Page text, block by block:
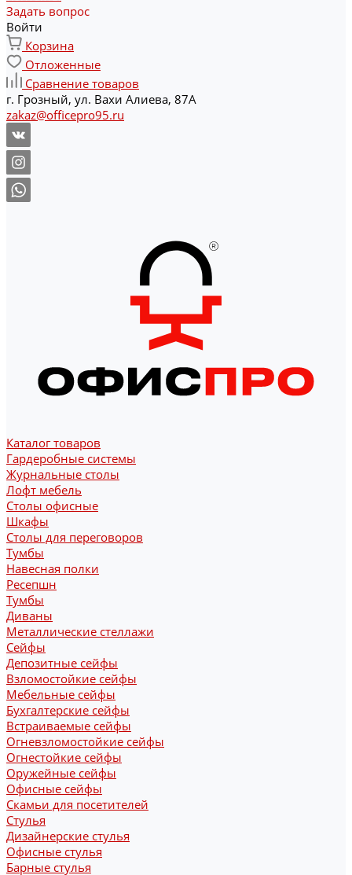
Задать вопрос
Войти
Корзина
Отложенные
Сравнение товаров
г. Грозный, ул. Вахи Алиева, 87А
zakaz@officepro95.ru
Каталог товаров
Гардеробные системы
Журнальные столы
Лофт мебель
Столы офисные
Шкафы
Столы для переговоров
Тумбы
Навесная полки
Ресепшн
Тумбы
Диваны
Металлические стеллажи
Сейфы
Депозитные сейфы
Взломостойкие сейфы
Мебельные сейфы
Бухгалтерские сейфы
Встраиваемые сейфы
Огневзломостойкие сейфы
Огнестойкие сейфы
Оружейные сейфы
Офисные сейфы
Скамьи для посетителей
Стулья
Дизайнерские стулья
Офисные стулья
Барные стулья